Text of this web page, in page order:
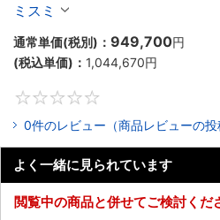
ミスミ
通常単価(税別)： 949,700円
(税込単価)： 1,044,670円
0件のレビュー（商品レビューの投
よく一緒に見られています
閲覧中の商品と併せてご検討くだ